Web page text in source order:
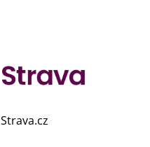
Strava.cz